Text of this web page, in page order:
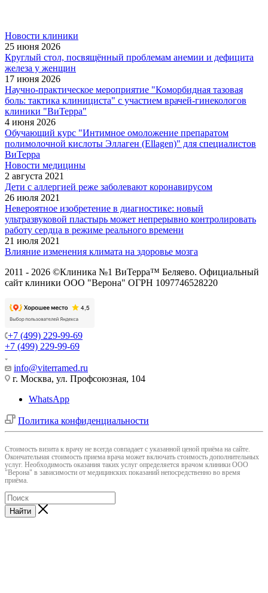
Новости клиники
25 июня 2026
Круглый стол, посвящённый проблемам анемии и дефицита
железа у женщин
17 июня 2026
Научно-практическое мероприятие "Коморбидная тазовая
боль: тактика клинициста" с участием врачей-гинекологов
клиники "ВиТерра"
4 июня 2026
Обучающий курс "Интимное омоложение препаратом
полимолочной кислоты Эллаген (Ellagen)" для специалистов
ВиТерра
Новости медицины
2 августа 2021
Дети с аллергией реже заболевают коронавирусом
26 июля 2021
Невероятное изобретение в диагностике: новый
ультразвуковой пластырь может непрерывно контролировать
работу сердца в режиме реального времени
21 июля 2021
Влияние изменения климата на здоровье мозга
2011 - 2026 ©Клиника №1 ВиТерра™ Беляево. Официальный
сайт клиники ООО "Верона" ОГРН 1097746528220
+7 (499) 229-99-69
+7 (499) 229-99-69
info@viterramed.ru
г. Москва, ул. Профсоюзная, 104
WhatsApp
Политика конфиденциальности
Cтоимость визита к врачу не всегда совпадает с указанной ценой приёма на сайте.
Окончательная стоимость приема врача может включать стоимость дополнительных
услуг. Необходимость оказания таких услуг определяется врачом клиники ООО
"Верона" в зависимости от медицинских показаний непосредственно во время
приёма.
Найти